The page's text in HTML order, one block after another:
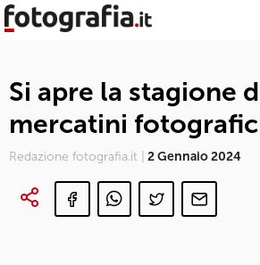
Si apre la stagione
mercatini
Redazione fotografia.it | 2 Gennaio 2024